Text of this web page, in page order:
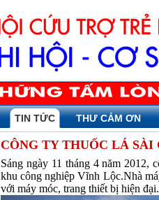
TIN TỨC THƯ CẢM ƠN
CÔNG TY THUỐC LÁ
Sáng ngày 11 tháng 4 năm 2012,
khu công nghiệp Vĩnh Lộc.Nhà
với máy móc, trang thiết bị hiện đại.